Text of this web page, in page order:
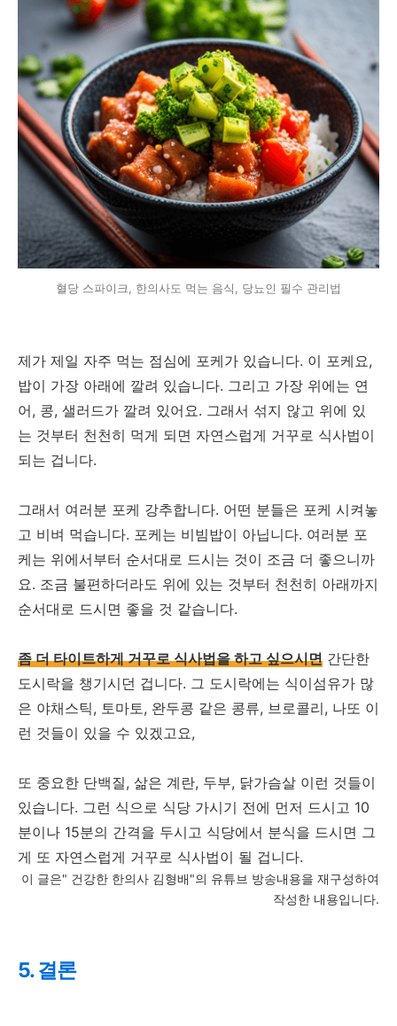
혈당 스파이크, 한의사도 먹는 음식, 당뇨인 필수 관리법
제가 제일 자주 먹는 점심에 포케가 있습니다. 이 포케요,
밥이 가장 아래에 깔려 있습니다. 그리고 가장 위에는 연
어, 콩, 샐러드가 깔려 있어요. 그래서 섞지 않고 위에 있
는 것부터 천천히 먹게 되면 자연스럽게 거꾸로 식사법이
되는 겁니다.
그래서 여러분 포케 강추합니다. 어떤 분들은 포케 시켜놓
고 비벼 먹습니다. 포케는 비빔밥이 아닙니다. 여러분 포
케는 위에서부터 순서대로 드시는 것이 조금 더 좋으니까
요. 조금 불편하더라도 위에 있는 것부터 천천히 아래까지
순서대로 드시면 좋을 것 같습니다.
좀 더 타이트하게 거꾸로 식사법을 하고 싶으시면 간단한
도시락을 챙기시던 겁니다. 그 도시락에는 식이섬유가 많
은 야채스틱, 토마토, 완두콩 같은 콩류, 브로콜리, 나또 이
런 것들이 있을 수 있겠고요,
또 중요한 단백질, 삶은 계란, 두부, 닭가슴살 이런 것들이
있습니다. 그런 식으로 식당 가시기 전에 먼저 드시고 10
분이나 15분의 간격을 두시고 식당에서 분식을 드시면 그
게 또 자연스럽게 거꾸로 식사법이 될 겁니다.
이 글은" 건강한 한의사 김형배"의 유튜브 방송내용을 재구성하여
작성한 내용입니다.
5. 결론